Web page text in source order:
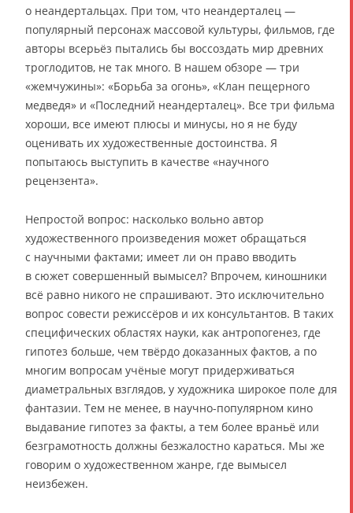
о неандертальцах. При том, что неандерталец —
популярный персонаж массовой культуры, фильмов, где
авторы всерьёз пытались бы воссоздать мир древних
троглодитов, не так много. В нашем обзоре — три
«жемчужины»: «Борьба за огонь», «Клан пещерного
медведя» и «Последний неандерталец». Все три фильма
хороши, все имеют плюсы и минусы, но я не буду
оценивать их художественные достоинства. Я
попытаюсь выступить в качестве «научного
рецензента».
Непростой вопрос: насколько вольно автор
художественного произведения может обращаться
с научными фактами; имеет ли он право вводить
в сюжет совершенный вымысел? Впрочем, киношники
всё равно никого не спрашивают. Это исключительно
вопрос совести режиссёров и их консультантов. В таких
специфических областях науки, как антропогенез, где
гипотез больше, чем твёрдо доказанных фактов, а по
многим вопросам учёные могут придерживаться
диаметральных взглядов, у художника широкое поле для
фантазии. Тем не менее, в научно-популярном кино
выдавание гипотез за факты, а тем более враньё или
безграмотность должны безжалостно караться. Мы же
говорим о художественном жанре, где вымысел
неизбежен.